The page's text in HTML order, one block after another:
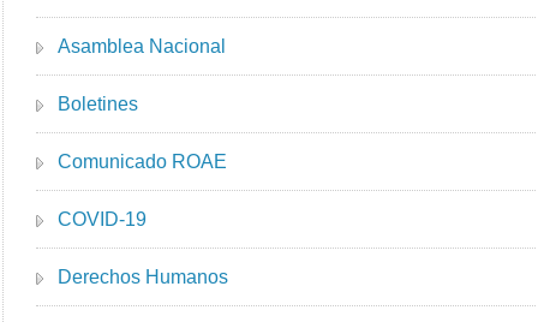
Asamblea Nacional
Boletines
Comunicado ROAE
COVID-19
Derechos Humanos